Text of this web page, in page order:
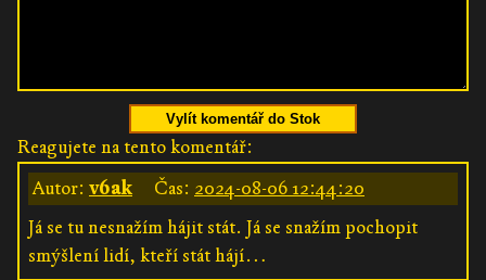
Vylít komentář do Stok
Reagujete na tento komentář:
Autor: v6ak Čas: 2024-08-06 12:44:20
Já se tu nesnažím hájit stát. Já se snažím pochopit
smýšlení lidí, kteří stát hájí…